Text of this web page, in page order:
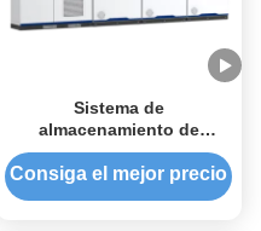
Sistema de
almacenamiento de
energía de refrigeración
por aire BESS LiFePO4 de
Consiga el mejor precio